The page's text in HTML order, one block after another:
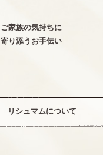
ご家族の気持ちに
寄り添うお手伝い
リシュマムについて